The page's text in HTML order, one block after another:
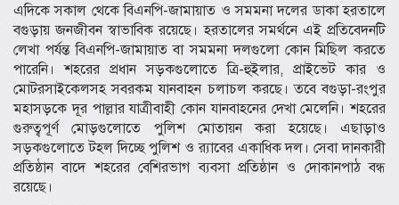
এদিকে সকাল থেকে বিএনপি-জামায়াত ও সমমনা দলের ডাকা হরতালে
বগুড়ায় জনজীবন স্বাভাবিক রয়েছে। হরতালের সমর্থনে এই প্রতিবেদনটি
লেখা পর্যন্ত বিএনপি-জামায়াত বা সমমনা দলগুলো কোন মিছিল করতে
পারেনি। শহরের প্রধান সড়কগুলোতে ত্রি-হুইলার, প্রাইভেট কার ও
মোটরসাইকেলসহ সবরকম যানবাহন চলাচল করছে। তবে বগুড়া-রংপুর
মহাসড়কে দূর পাল্লার যাত্রীবাহী কোন যানবাহনের দেখা মেলেনি। শহরের
গুরুত্বপূর্ণ মোড়গুলোতে পুলিশ মোতায়ন করা হয়েছে। এছাড়াও
সড়কগুলোতে টহল দিচ্ছে পুলিশ ও র‍্যাবের একাধিক দল। সেবা দানকারী
প্রতিষ্ঠান বাদে শহরের বেশিরভাগ ব্যবসা প্রতিষ্ঠান ও দোকানপাঠ বন্ধ
রয়েছে।